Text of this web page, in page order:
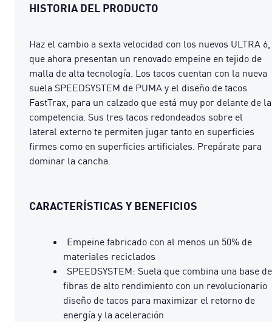
HISTORIA DEL PRODUCTO
Haz el cambio a sexta velocidad con los nuevos ULTRA 6,
que ahora presentan un renovado empeine en tejido de
malla de alta tecnología. Los tacos cuentan con la nueva
suela SPEEDSYSTEM de PUMA y el diseño de tacos
FastTrax, para un calzado que está muy por delante de la
competencia. Sus tres tacos redondeados sobre el
lateral externo te permiten jugar tanto en superficies
firmes como en superficies artificiales. Prepárate para
dominar la cancha.
CARACTERÍSTICAS Y BENEFICIOS
Empeine fabricado con al menos un 50% de
materiales reciclados
SPEEDSYSTEM: Suela que combina una base de
fibras de alto rendimiento con un revolucionario
diseño de tacos para maximizar el retorno de
energía y la aceleración